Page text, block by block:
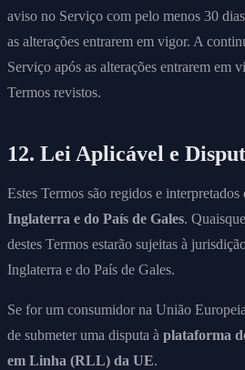
aviso no Serviço com pelo menos 30
as alterações entrarem em vigor. A
Serviço após as alterações entrarem em
Termos revistos.
12. Lei Aplicável e
Estes Termos são regidos e
Inglaterra e do País de Gales.
destes Termos estarão sujeitas à
Inglaterra e do País de Gales.
Se for um consumidor na União
de submeter uma disputa à plataforma
em Linha (RLL) da UE.